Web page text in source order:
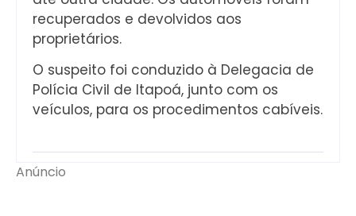
recuperados e devolvidos aos
proprietários.
O suspeito foi conduzido à Delegacia de
Polícia Civil de Itapoá, junto com os
veículos, para os procedimentos cabíveis.
Anúncio